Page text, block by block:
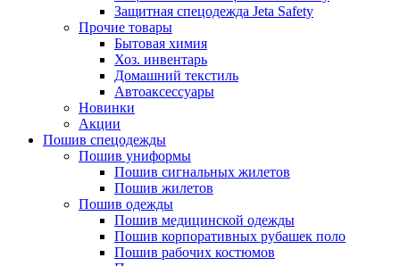
Защитная спецодежда Jeta Safety
Прочие товары
Бытовая химия
Хоз. инвентарь
Домашний текстиль
Автоаксессуары
Новинки
Акции
Пошив спецодежды
Пошив униформы
Пошив сигнальных жилетов
Пошив жилетов
Пошив одежды
Пошив медицинской одежды
Пошив корпоративных рубашек поло
Пошив рабочих костюмов